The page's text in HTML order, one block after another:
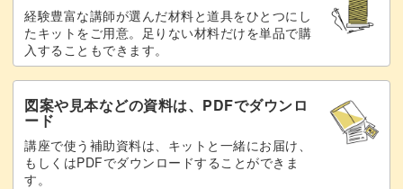
経験豊富な講師が選んだ材料と道具をひとつにし
たキットをご用意。足りない材料だけを単品で購
入することもできます。
図案や見本などの資料は、PDFでダウンロ
ード
講座で使う補助資料は、キットと一緒にお届け、
もしくはPDFでダウンロードすることができま
す。